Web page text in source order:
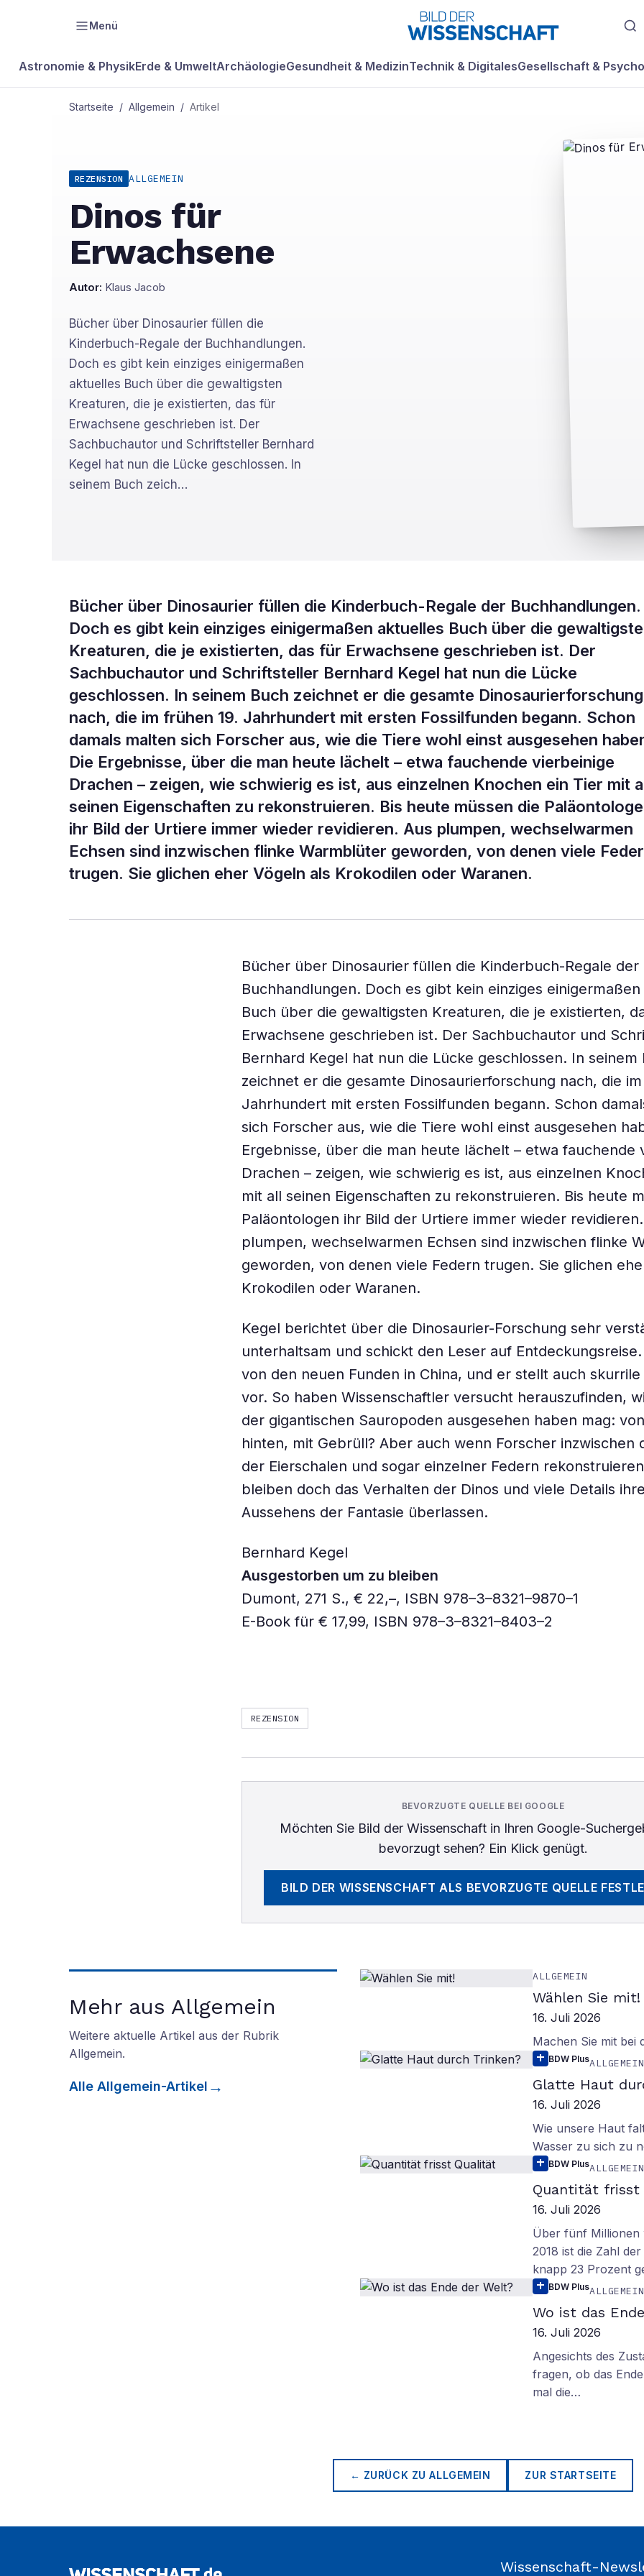
Menü
Astronomie & PhysikErde & UmweltArchäologieGesundheit & MedizinTechnik & DigitalesGesellschaft &
Startseite / Allgemein / Artikel
REZENSION ALLGEMEIN
Dinos für
Erwachsene
Autor: Klaus Jacob
Bücher über Dinosaurier füllen die
Kinderbuch-Regale der Buchhandlungen.
Doch es gibt kein einziges einigermaßen
aktuelles Buch über die gewaltigsten
Kreaturen, die je existierten, das für
Erwachsene geschrieben ist. Der
Sachbuchautor und Schriftsteller Bernhard
Kegel hat nun die Lücke geschlossen. In
seinem Buch zeich…
Bücher über Dinosaurier füllen die Kinderbuch-Regale der Buchhandlungen.
Doch es gibt kein einziges einigermaßen aktuelles Buch über die
Kreaturen, die je existierten, das für Erwachsene geschrieben ist. Der
Sachbuchautor und Schriftsteller Bernhard Kegel hat nun die Lücke
geschlossen. In seinem Buch zeichnet er die gesamte Dinosaurierforschung
nach, die im frühen 19. Jahrhundert mit ersten Fossilfunden begann. Schon
damals malten sich Forscher aus, wie die Tiere wohl einst ausgesehen
Die Ergebnisse, über die man heute lächelt – etwa fauchende vierbeinige
Drachen – zeigen, wie schwierig es ist, aus einzelnen Knochen ein Tier mit
seinen Eigenschaften zu rekonstruieren. Bis heute müssen die
ihr Bild der Urtiere immer wieder revidieren. Aus plumpen, wechselwarmen
Echsen sind inzwischen flinke Warmblüter geworden, von denen viele
trugen. Sie glichen eher Vögeln als Krokodilen oder Waranen.
Bücher über Dinosaurier füllen die Kinderbuch-Regale der
Buchhandlungen. Doch es gibt kein einziges
Buch über die gewaltigsten Kreaturen, die je existierten,
Erwachsene geschrieben ist. Der Sachbuchautor und
Bernhard Kegel hat nun die Lücke geschlossen. In seinem
zeichnet er die gesamte Dinosaurierforschung nach, die
Jahrhundert mit ersten Fossilfunden begann. Schon
sich Forscher aus, wie die Tiere wohl einst ausgesehen
Ergebnisse, über die man heute lächelt – etwa fauchende
Drachen – zeigen, wie schwierig es ist, aus einzelnen
mit all seinen Eigenschaften zu rekonstruieren. Bis heute
Paläontologen ihr Bild der Urtiere immer wieder
plumpen, wechselwarmen Echsen sind inzwischen flinke
geworden, von denen viele Federn trugen. Sie glichen
Krokodilen oder Waranen.
Kegel berichtet über die Dinosaurier-Forschung sehr
unterhaltsam und schickt den Leser auf
von den neuen Funden in China, und er stellt auch skurrile
vor. So haben Wissenschaftler versucht herauszufinden,
der gigantischen Sauropoden ausgesehen haben mag:
hinten, mit Gebrüll? Aber auch wenn Forscher inzwischen
der Eierschalen und sogar einzelner Federn
bleiben doch das Verhalten der Dinos und viele Details
Aussehens der Fantasie überlassen.
Bernhard Kegel
Ausgestorben um zu bleiben
Dumont, 271 S., € 22,–, ISBN 978–3–8321–9870–1
E-Book für € 17,99, ISBN 978–3–8321–8403–2
REZENSION
BEVORZUGTE QUELLE BEI GOOGLE
Möchten Sie Bild der Wissenschaftin Ihren Google-
bevorzugt sehen? Ein Klick genügt.
BILD DER WISSENSCHAFT ALS BEVORZUGTE QUELLE
Mehr aus Allgemein
Weitere aktuelle Artikel aus der Rubrik
Allgemein.
Alle Allgemein-Artikel
ALLGEMEIN
Wählen Sie mit!
16. Juli 2026
Machen Sie mit bei
BDW PlusALLGEMEIN
Glatte Haut
16. Juli 2026
Wie unsere Haut
Wasser zu sich zu
BDW PlusALLGEMEIN
Quantität frisst
16. Juli 2026
Über fünf Millionen
2018 ist die Zahl
knapp 23 Prozent
BDW PlusALLGEMEIN
Wo ist das
16. Juli 2026
Angesichts des
fragen, ob das
mal die…
← ZURÜCK ZUALLGEMEIN ZUR STARTSEITE
Wissenschaft-